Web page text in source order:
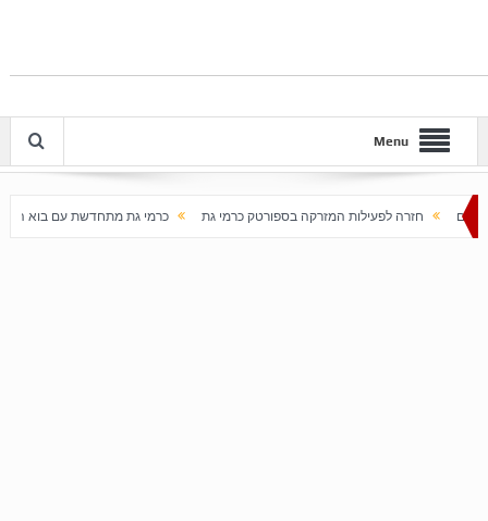
Menu
המזרקה בספורטק כרמי גת כרמי גת מתחדשת עם בוא האביב עלייה חדה